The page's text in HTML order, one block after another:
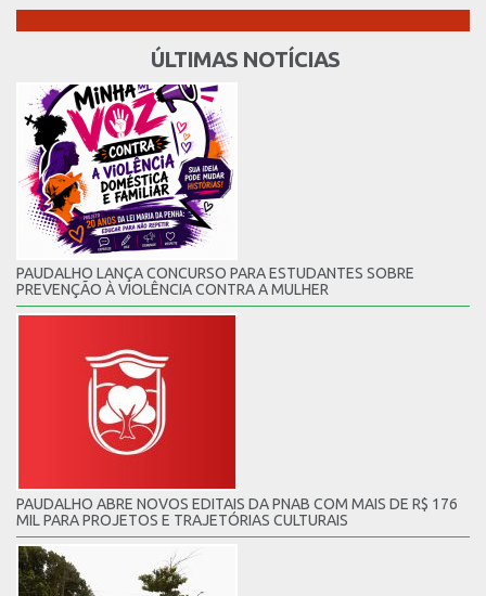
ÚLTIMAS NOTÍCIAS
PAUDALHO LANÇA CONCURSO PARA ESTUDANTES SOBRE
PREVENÇÃO À VIOLÊNCIA CONTRA A MULHER
PAUDALHO ABRE NOVOS EDITAIS DA PNAB COM MAIS DE R$ 176
MIL PARA PROJETOS E TRAJETÓRIAS CULTURAIS